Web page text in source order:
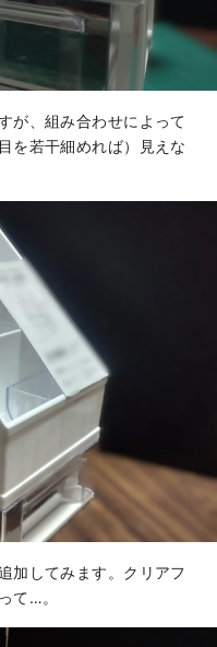
が、組み合わせによって
を若干細めれば）見えな
加してみます。クリアフ
て…。